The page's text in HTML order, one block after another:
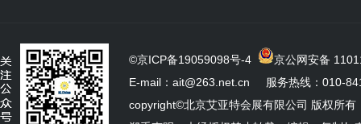
©京ICP备19059098号-4
京公网安备
E-mail：ait@263.net.cn 服务热线：010-
copyright©北京艾亚特会展有限公司 版权所有